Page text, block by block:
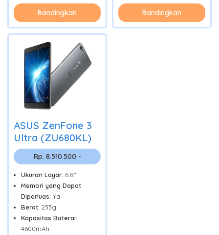
Bandingkan Bandingkan
ASUS ZenFone 3
Ultra (ZU680KL)
Rp. 8.510.500 -
Ukuran Layar: 6.8"
Memori yang Dapat
Diperluas: Ya
Berat: 233g
Kapasitas Baterai:
4600mAh